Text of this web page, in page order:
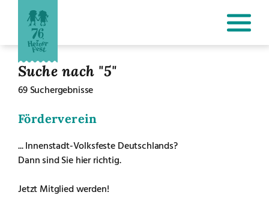
Suche nach "5"
69 Suchergebnisse
Förderverein
... Innenstadt-Volksfeste Deutschlands?
Dann sind Sie hier richtig.
Jetzt Mitglied werden!